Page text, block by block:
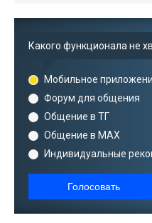
Какого функционала не
Мобильное
Форум для общения
Общение в ТГ
Общение в MAX
Индивидуальные
Голосовать